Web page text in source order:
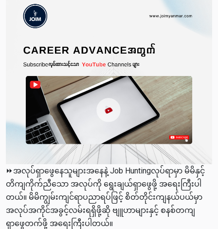
⏩အလုပ်ရှာဖွေနေသူများအနေနဲ့ Job Huntingလုပ်ရာမှာ မိမိနှင့်
တိကျကိုက်ညီသော အလုပ်ကို ရွေးချယ်ရှာဖွေဖို့ အရေးကြီးပါ
တယ်။ မိမိကျွမ်းကျင်ရာပညာရပ်ဖြင့် စိတ်တိုင်းကျနယ်ပယ်မှာ
အလုပ်အကိုင်အခွင့်လမ်းရရှိဖို့ဆို ဗျူဟာများနှင့် စနစ်တကျ
ရှာဖွေတက်ဖို့ အရေးကြီးပါတယ်။